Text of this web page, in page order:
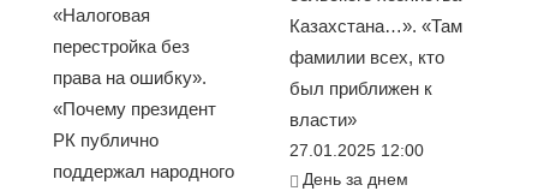
«Налоговая
перестройка без
права на ошибку».
«Почему президент
РК публично
поддержал народного
Казахстана…». «Там
фамилии всех, кто
был приближен к
власти»
27.01.2025 12:00
День за днем